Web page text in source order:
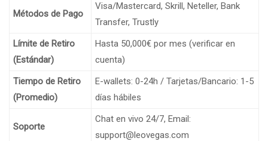
Métodos de Pago
Visa/Mastercard, Skrill, Neteller, Bank
Transfer, Trustly
Límite de Retiro
(Estándar)
Hasta 50,000€ por mes (verificar en
cuenta)
Tiempo de Retiro
(Promedio)
E-wallets: 0-24h / Tarjetas/Bancario: 1-5
días hábiles
Soporte
Chat en vivo 24/7, Email:
support@leovegas.com